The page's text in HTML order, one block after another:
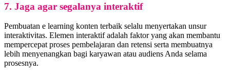
7. Jaga agar segalanya interaktif
Pembuatan e learning konten terbaik selalu menyertakan unsur
interaktivitas. Elemen interaktif adalah faktor yang akan membantu
mempercepat proses pembelajaran dan retensi serta membuatnya
lebih menyenangkan bagi karyawan atau audiens Anda selama
prosesnya.